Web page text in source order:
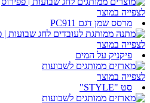
לצפייה במוצר
מרסס שמן דגם PC911
לצפייה במוצר
פיקניק על המים
לצפייה במוצר
סט "STYLE"